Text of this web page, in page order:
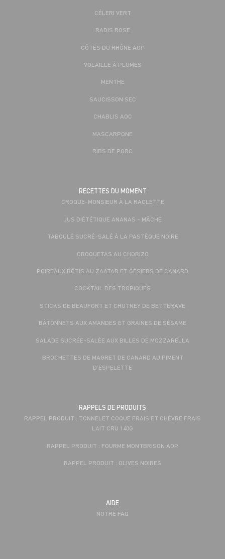
CÉLERI VERT
RADIS ROSE
CÔTES DU RHÔNE AOP
VOLAILLE À PLUMES
MENTHE
SAUCISSON SEC
CHABLIS AOC
MASCARPONE
RIBS DE PORC
RECETTES DU MOMENT
CROQUE-MONSIEUR À LA RACLETTE
JUS DIÉTÉTIQUE ANANAS - MÂCHE
TABOULÉ SUCRÉ-SALÉ À LA PASTÈQUE NOIRE
CROQUETAS AU CHORIZO
POIREAUX RÔTIS AU ZAATAR ET GÉSIERS DE CANARD
COCKTAIL DES TROPIQUES
STICKS DE BEAUFORT ET CHUTNEY DE BETTERAVE
BÂTONNETS AUX AMANDES ET GRAINES DE SÉSAME
SALADE SUCRÉE-SALÉE AUX BILLES DE MOZZARELLA
BROCHETTES DE MAGRET DE CANARD AU PIMENT
D’ESPELETTE
RAPPELS DE PRODUITS
RAPPEL PRODUIT : TONNELET COQUE FRAIS ET CHÈVRE FRAIS
LAIT CRU 140G
RAPPEL PRODUIT : FOURME MONTBRISON AOP
RAPPEL PRODUIT : OLIVES NOIRES
AIDE
NOTRE FAQ